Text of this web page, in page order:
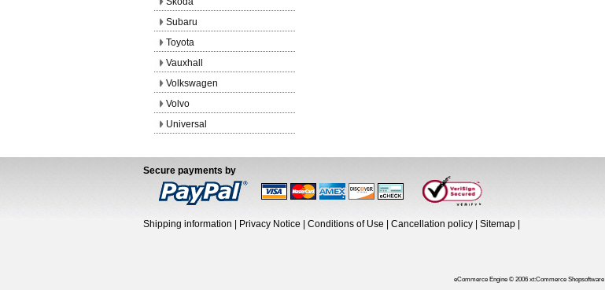
Subaru
Toyota
Vauxhall
Volkswagen
Volvo
Universal
Secure payments by
Shipping information | Privacy Notice | Conditions of Use | Cancellation policy | Sitemap |
eCommerce Engine © 2006 xt:Commerce Shopsoftware